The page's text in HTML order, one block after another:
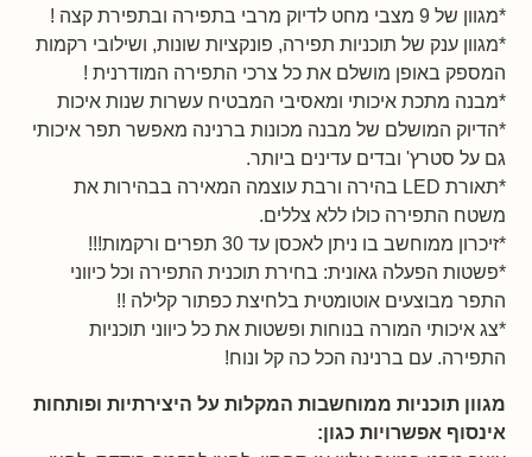
*מגוון של 9 מצבי מחט לדיוק מרבי בתפירה ובתפירת קצה !
*מגוון ענק של תוכניות תפירה, פונקציות שונות, ושילובי רקמות
המספק באופן מושלם את כל צרכי התפירה המודרנית !
*מבנה מתכת איכותי ומאסיבי המבטיח עשרות שנות איכות
*הדיוק המושלם של מבנה מכונות ברנינה מאפשר תפר איכותי
גם על סטרץ' ובדים עדינים ביותר.
*תאורת LED בהירה ורבת עוצמה המאירה בבהירות את
משטח התפירה כולו ללא צללים.
*זיכרון ממוחשב בו ניתן לאכסן עד 30 תפרים ורקמות!!!
*פשטות הפעלה גאונית: בחירת תוכנית התפירה וכל כיווני
התפר מבוצעים אוטומטית בלחיצת כפתור קלילה !!
*צג איכותי המורה בנוחות ופשטות את כל כיווני תוכניות
התפירה. עם ברנינה הכל כה קל ונוח!
מגוון תוכניות ממוחשבות המקלות על היצירתיות ופותחות
אינסוף אפשרויות כגון: